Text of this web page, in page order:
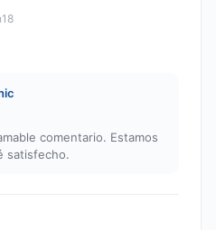
comentario. Estamos
satisfecho.